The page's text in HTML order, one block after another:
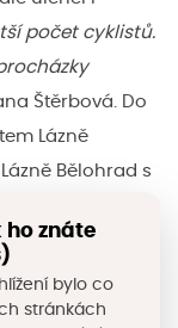
počet cyklistů.
Štěrbová. Do
Lázně
Bělohrad s
znáte
bylo co
stránkách